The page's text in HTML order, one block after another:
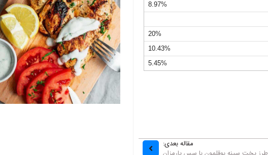
8.97%
20%
10.43%
5.45%
مقاله بعدی: